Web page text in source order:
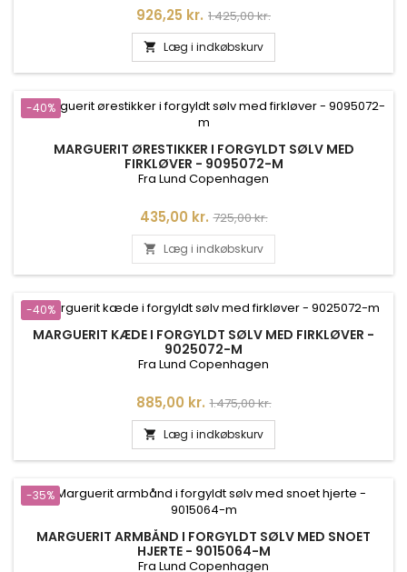
Pris
926,25 kr. Normalpris
1.425,00 kr.
 Læg i indkøbskurv
-40%
MARGUERIT ØRESTIKKER I FORGYLDT SØLV MED
FIRKLØVER - 9095072-M
Fra Lund Copenhagen
Pris
435,00 kr. Normalpris
725,00 kr.
 Læg i indkøbskurv
-40%
MARGUERIT KÆDE I FORGYLDT SØLV MED FIRKLØVER -
9025072-M
Fra Lund Copenhagen
Pris
885,00 kr. Normalpris
1.475,00 kr.
 Læg i indkøbskurv
-35%
MARGUERIT ARMBÅND I FORGYLDT SØLV MED SNOET
HJERTE - 9015064-M
Fra Lund Copenhagen